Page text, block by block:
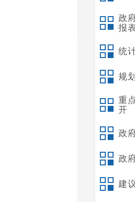
政
报
统
规
重
开
政
政
建